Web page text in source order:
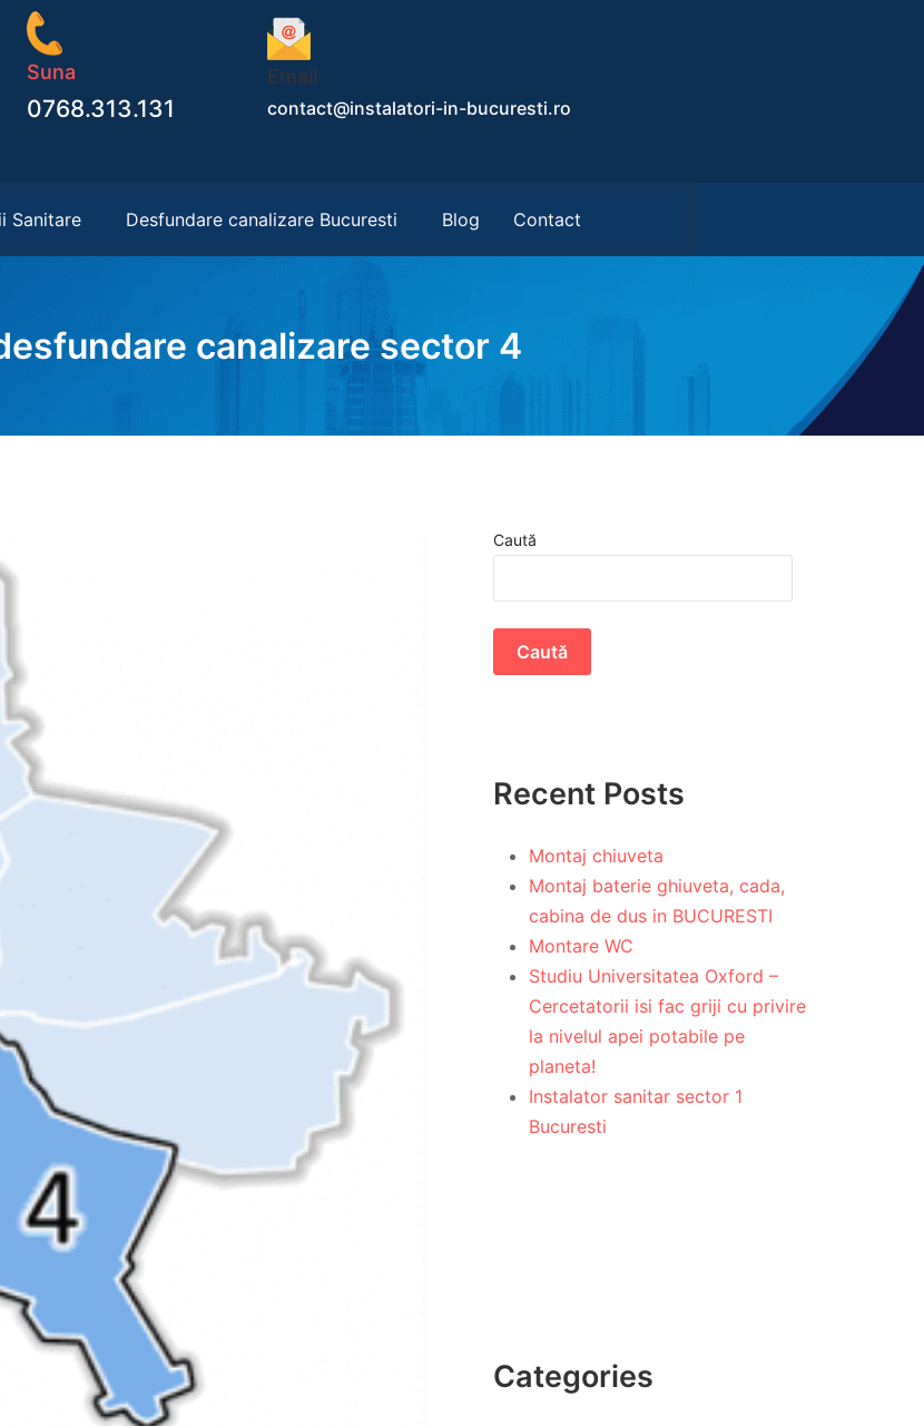
Suna
0768.313.131
Email
contact@instalatori-in-bucuresti.ro
Sanitare Desfundare canalizare Bucuresti Blog Contact
canalizare sector 4
Caută
Caută
Recent Posts
Montaj chiuveta
Montaj baterie ghiuveta, cada,
cabina de dus in BUCURESTI
Montare WC
Studiu Universitatea Oxford –
Cercetatorii isi fac griji cu privire
la nivelul apei potabile pe
planeta!
Instalator sanitar sector 1
Bucuresti
Categories